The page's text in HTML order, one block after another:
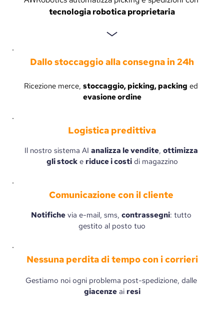
tecnologia robotica proprietaria
Dallo stoccaggio alla consegna in 24h
Ricezione merce, stoccaggio, picking, packing
evasione ordine
Logistica predittiva
Il nostro sistema AI analizza le vendite, ottimizza
gli stock e riduce i costi di magazzino
Comunicazione con il cliente
Notifiche via e-mail, sms, contrassegni: tutto
gestito al posto tuo
Nessuna perdita di tempo con i corrieri
Gestiamo noi ogni problema post-spedizione, dalle
giacenze ai resi